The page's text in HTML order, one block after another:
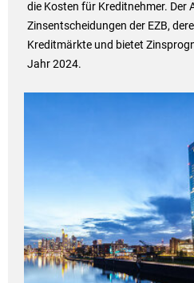
die Kosten für Kreditnehmer. Der
Zinsentscheidungen der EZB,
Kreditmärkte und bietet
Jahr 2024.